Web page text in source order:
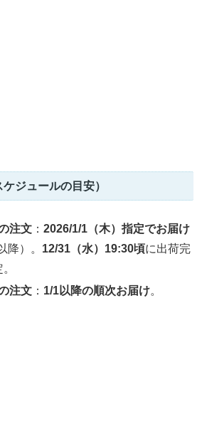
ジュールの目安）
注文 ：2026/1/1（木）指定でお届け
降）。 12/31（水）19:30頃に出荷完
注文 ： 1/1以降の順次お届け。